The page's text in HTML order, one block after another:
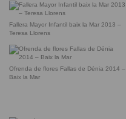
Fallera Mayor Infantil baix la Mar 2013 –
Teresa Llorens
Ofrenda de flores Fallas de Dénia 2014 –
Baix la Mar